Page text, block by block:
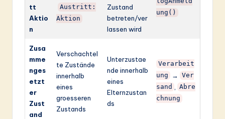
tt
Aktio
n
Austritt:
Aktion
Zustand
betreten/ver
lassen wird
ung()
Zusa
mme
nges
etzt
er
Zust
and
Verschachtel
te Zustände
innerhalb
eines
groesseren
Zustands
Unterzustae
nde innerhalb
eines
Elternzustan
ds
Verarbeit
ung
→ Ver
sand
Abre
chnung